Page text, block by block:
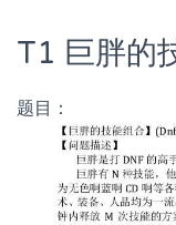
T1 巨胖的
题目：